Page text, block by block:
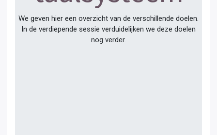
We geven hier een overzicht van de verschillende doelen.
In de verdiepende sessie verduidelijken we deze doelen
nog verder.